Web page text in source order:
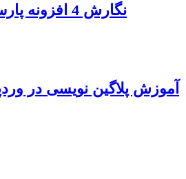
نگارش 4 افزونه پارسی دیت منتشر شد
آموزش پلاگین نویسی در